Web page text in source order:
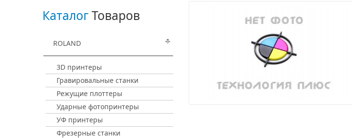
КаталогТоваров
ROLAND
3D принтеры
Гравировальные станки
Режущие плоттеры
Ударные фотопринтеры
УФ принтеры
Фрезерные станки